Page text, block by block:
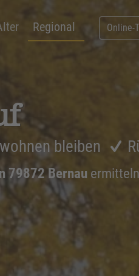
Regional Online-
bleiben
79872 Bernau